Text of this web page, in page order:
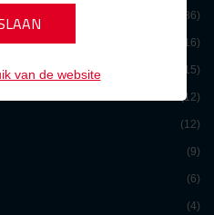
(36)
(16)
(15)
(12)
(12)
(9)
(6)
(4)
van de website